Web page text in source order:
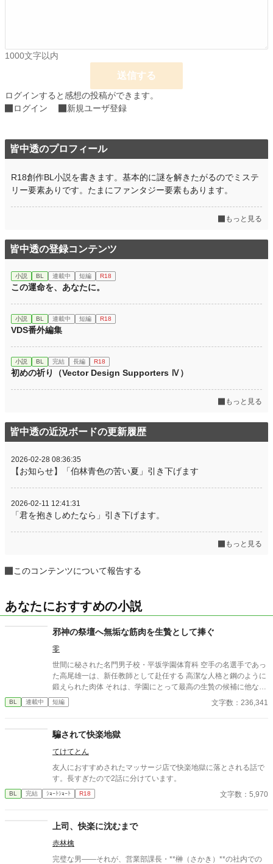
1000文字以内
送信する
ログインすると感想の投稿ができます。
ログイン
新規ユーザ登録
皆中透のプロフィール
R18創作BL小説を書きます。基本的に謎を解きたがるのでミステ
リー要素ありです。たまにファンタジー要素もあります。
もっと見る
皆中透の登録コンテンツ
小説 BL 連載中 短編 R18
この運命を、あなたに。
小説 BL 連載中 短編 R18
VDS番外編集
小説 BL 完結 長編 R18
初めの祈り（Vector Design Supporters Ⅳ）
もっと見る
皆中透の近況ボードの更新履歴
2026-02-28 08:36:35
【お知らせ】「伯林青色の苦い夏」引き下げます
2026-02-11 12:41:31
「君を抱きしめたなら」引き下げます。
もっと見る
このコンテンツについて報告する
あなたにおすすめの小説
邪神の祭壇へ無垢な筋肉を生贄として捧ぐ
零
世間に秘された名門男子校・平坂学園体育科 空手の名選手であっ
た高尾雄一は、新任教師として赴任する 高潔な人格と鋼のように
鍛えられた肉体 それは、学園にとって最高の生贄の候補に他なら
なかった 至高の筋肉を持つ、精神を削られ意志をなくした青年を
太古の神に捧げるため、“水”、“風”、“土”の信奉者達が暗躍する 意
校で繰り広げられるダークファンタジー
BL 連載中 短編 文字数：236,341
騙されて快楽地獄
てけてとん
友人におすすめされたマッサージ店で快楽地獄に落とされる話で
す。長すぎたので2話に分けています。
BL 完結 ｼｮｰﾄｼｮｰﾄ R18 文字数：5,970
上司、快楽に沈むまで
赤林檎
完璧な男――それが、営業部課長・**榊（さかき）**の社内での